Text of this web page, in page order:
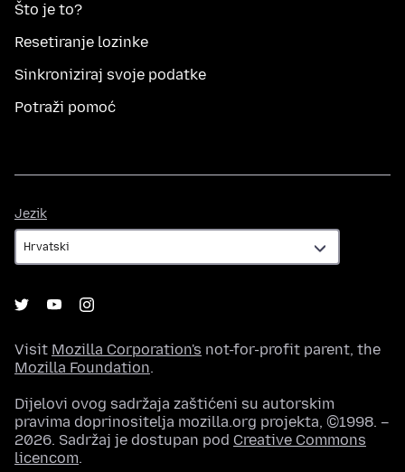
Što je to?
Resetiranje lozinke
Sinkroniziraj svoje podatke
Potraži pomoć
Jezik
Visit Mozilla Corporation's not-for-profit parent, the
Mozilla Foundation.
Dijelovi ovog sadržaja zaštićeni su autorskim
pravima doprinositelja mozilla.org projekta, ©1998. –
2026. Sadržaj je dostupan pod Creative Commons
licencom.